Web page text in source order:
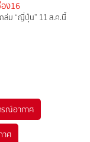
ง16
ล่ม “ญี่ปุ่น” 11 ส.ค.นี้
ณ์อากาศ
าศ